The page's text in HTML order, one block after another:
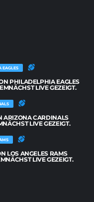
EAGLES
PHILADELPHIA EAGLES
LIVE GEZEIGT.
ARIZONA CARDINALS
LIVE GEZEIGT.
LOS ANGELES RAMS
LIVE GEZEIGT.